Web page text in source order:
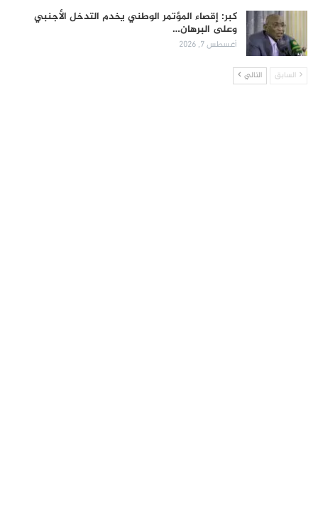
كبر: إقصاء المؤتمر الوطني يخدم التدخل الأجنبي
وعلى البرهان…
أغسطس 7, 2026
السابق التالي